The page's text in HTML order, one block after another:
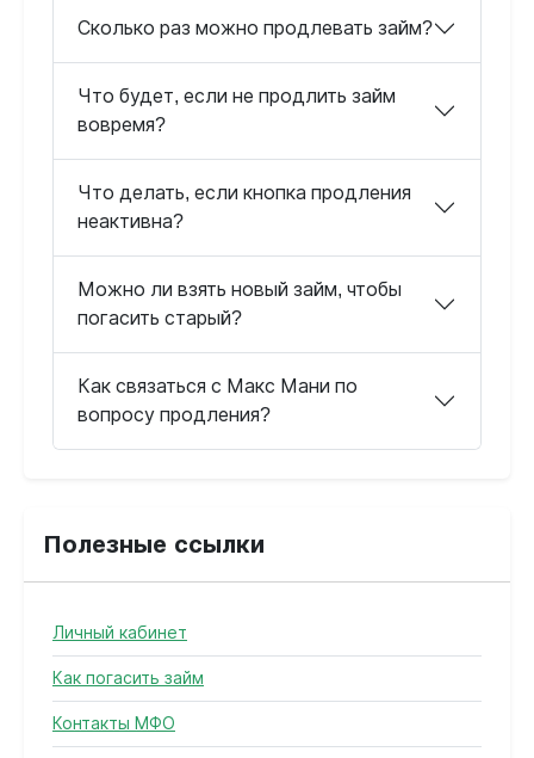
Сколько раз можно продлевать займ?
Что будет, если не продлить займ
вовремя?
Что делать, если кнопка продления
неактивна?
Можно ли взять новый займ, чтобы
погасить старый?
Как связаться с Макс Мани по
вопросу продления?
Полезные ссылки
Личный кабинет
Как погасить займ
Контакты МФО